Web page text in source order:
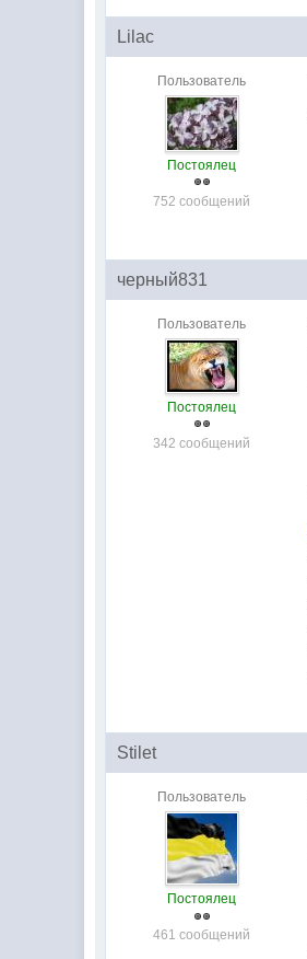
Lilac
Пользователь
Постоялец
752 сообщений
черный831
Пользователь
Постоялец
342 сообщений
Stilet
Пользователь
Постоялец
461 сообщений